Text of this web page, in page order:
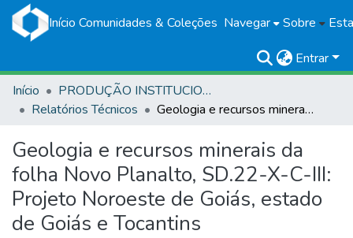
Início Comunidades & Coleções Navegar Sobre
Entrar
Início
PRODUÇÃO INSTITUCIONAL
Relatórios Técnicos
Geologia e recursos minerais da folha Novo Planalto, SD.22-X-C-III: Projeto Noroeste de Goiás, estado de Goiás e Tocantins
Geologia e recursos minerais da
folha Novo Planalto, SD.22-X-C-III:
Projeto Noroeste de Goiás, estado
de Goiás e Tocantins